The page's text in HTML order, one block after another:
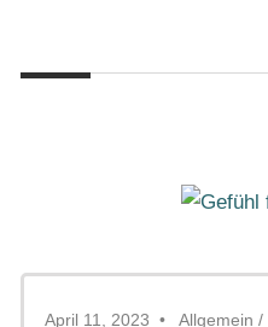
springen
Gefühl
für
April 11, 2023 Allgemein /